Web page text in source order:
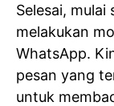
Selesai,
melakukan
WhatsApp.
pesan yang
untuk